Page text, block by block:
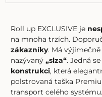
Roll up EXCLUSIVE je
na mnoha trzích.
zákazníky. Má
nazývaný„slza“. Jedná
konstrukci, která
polstrovaná taška
transport celého systému.